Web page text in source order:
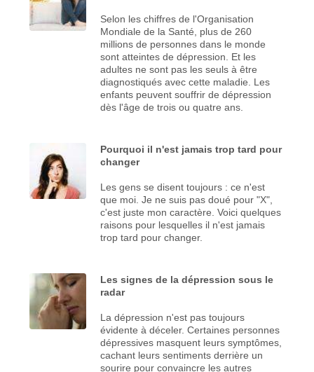
Selon les chiffres de l'Organisation
Mondiale de la Santé, plus de 260
millions de personnes dans le monde
sont atteintes de dépression. Et les
adultes ne sont pas les seuls à être
diagnostiqués avec cette maladie. Les
enfants peuvent souffrir de dépression
dès l'âge de trois ou quatre ans.
Pourquoi il n'est jamais trop tard pour
changer
Les gens se disent toujours : ce n'est
que moi. Je ne suis pas doué pour "X",
c'est juste mon caractère. Voici quelques
raisons pour lesquelles il n'est jamais
trop tard pour changer.
Les signes de la dépression sous le
radar
La dépression n'est pas toujours
évidente à déceler. Certaines personnes
dépressives masquent leurs symptômes,
cachant leurs sentiments derrière un
sourire pour convaincre les autres